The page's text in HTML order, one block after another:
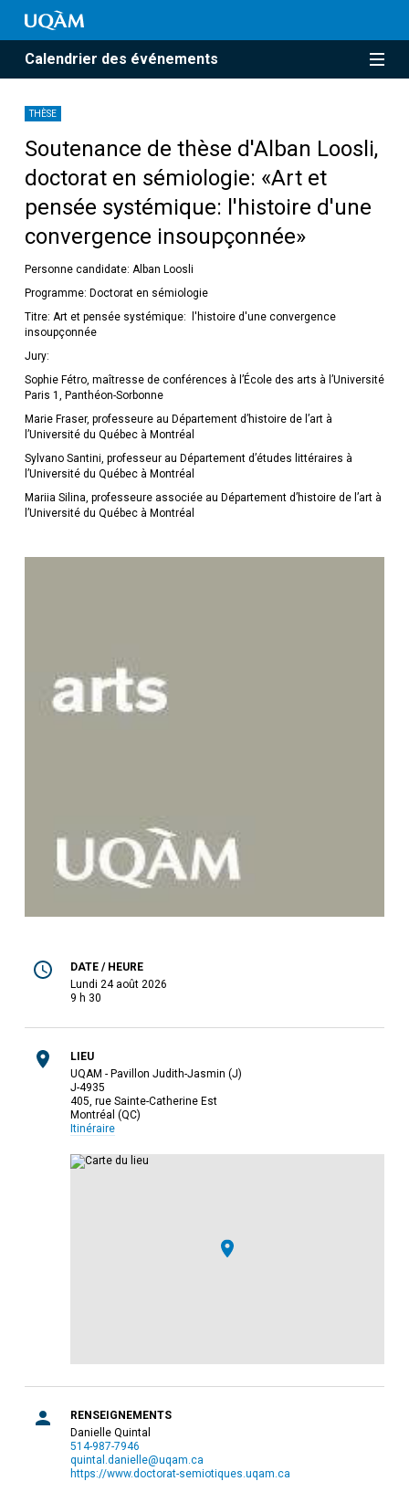
Calendrier des événements
THÈSE
Soutenance de thèse d'Alban Loosli,
doctorat en sémiologie: «Art et
pensée systémique: l'histoire d'une
convergence insoupçonnée»
Personne candidate: Alban Loosli
Programme: Doctorat en sémiologie
Titre: Art et pensée systémique: l'histoire d'une convergence
insoupçonnée
Jury:
Sophie Fétro, maîtresse de conférences à l’École des arts à l’Université
Paris 1, Panthéon-Sorbonne
Marie Fraser, professeure au Département d’histoire de l’art à
l’Université du Québec à Montréal
Sylvano Santini, professeur au Département d’études littéraires à
l’Université du Québec à Montréal
Mariia Silina, professeure associée au Département d’histoire de l’art à
l’Université du Québec à Montréal
DATE / HEURE
lundi 24 août 2026
9 h 30
LIEU
UQAM - Pavillon Judith-Jasmin (J)
J-4935
405, rue Sainte-Catherine Est
Montréal (QC)
Itinéraire
RENSEIGNEMENTS
Danielle Quintal
514-987-7946
quintal.danielle@uqam.ca
https://www.doctorat-semiotiques.uqam.ca